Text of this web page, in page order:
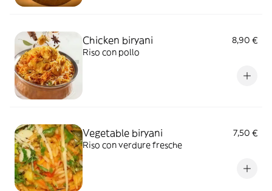
Chicken biryani
8,90 €
Riso con pollo
Vegetable biryani
7,50 €
Riso con verdure fresche